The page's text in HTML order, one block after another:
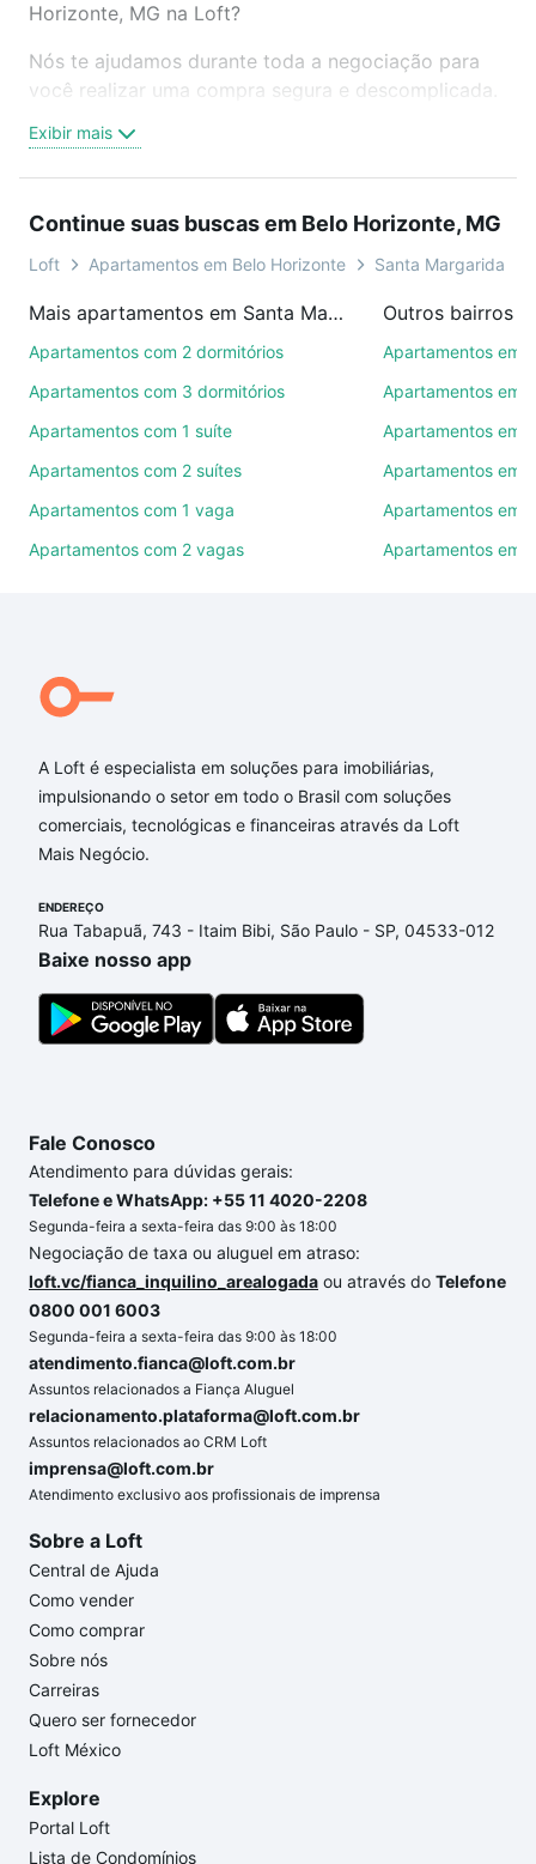
Horizonte, MG na Loft?
Nós te ajudamos durante toda a negociação para
você realizar uma compra segura e descomplicada.
trabalho e do metrô, aqui você vai encontrar a
oferta ideal de Apartamentos com 2 suites à venda
para conquistar seu sonho. Agende uma visita
presencial ou por videochamada, é grátis, sem
mil corretores e imobiliárias te ajudando na compra,
venda ou troca de imóveis.
Como escolher um imóvel?
Use barra de busca no topo para pesquisar por
ruas, bairros e até condomínios favoritos. Você
também pode usar os filtros como quantidade de
combinar perfeitamente com o preço, metragem e
Belo Horizonte, MG ideal para você na Loft.
Qual o preço de Apartamentos com 2 suites à
Horizonte, MG?
Aqui na Loft temos a oferta ideal para você, com
Apartamentos com 2 suites à venda em Santa
custam a partir de R$ 0 e com nossas opções de
financiamento imobiliário as parcelas podem se
adequar ao seu orçamento. Se ainda tem alguma
dúvida dos custos envolvidos no processo de
compra, veja em nosso portal quanto custa comprar
Exibir mais
Continue suas buscas em Belo Horizonte, MG
Loft Apartamentos em Belo Horizonte Santa Margarida
Mais apartamentos em Santa Margarida (Barreiro)
Apartamentos com 2 dormitórios
Apartamentos com 3 dormitórios
Apartamentos com 1 suíte
Apartamentos com 2 suítes
Apartamentos com 1 vaga
Apartamentos com 2 vagas
Apartamentos em
Apartamentos em
Apartamentos em
Apartamentos em
Apartamentos em
Apartamentos em
A Loft é especialista em soluções para imobiliárias,
impulsionando o setor em todo o Brasil com soluções
comerciais, tecnológicas e financeiras através da Loft
Mais Negócio.
ENDEREÇO
Rua Tabapuã, 743 - Itaim Bibi, São Paulo - SP, 04533-012
Baixe nosso app
Fale Conosco
Atendimento para dúvidas gerais:
Telefone e WhatsApp: +55 11 4020-2208
Segunda-feira a sexta-feira das 9:00 às 18:00
Negociação de taxa ou aluguel em atraso:
loft.vc/fianca_inquilino_arealogada ou através do Telefone
0800 001 6003
Segunda-feira a sexta-feira das 9:00 às 18:00
atendimento.fianca@loft.com.br
Assuntos relacionados a Fiança Aluguel
relacionamento.plataforma@loft.com.br
Assuntos relacionados ao CRM Loft
imprensa@loft.com.br
Atendimento exclusivo aos profissionais de imprensa
Sobre a Loft
Central de Ajuda
Como vender
Como comprar
Sobre nós
Carreiras
Quero ser fornecedor
Loft México
Explore
Portal Loft
Lista de Condomínios